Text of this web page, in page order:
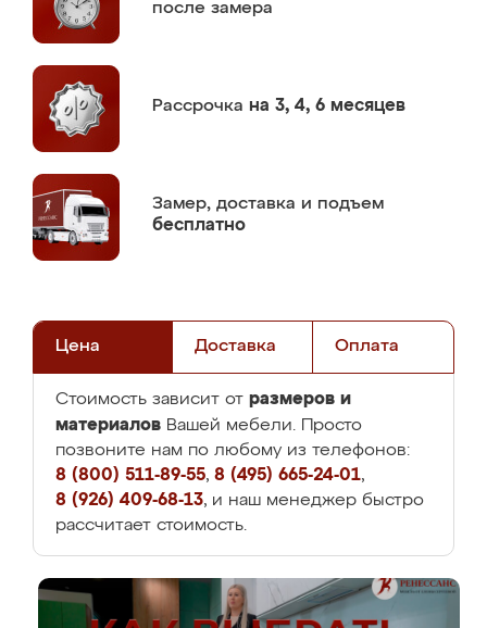
после замера
Рассрочка на 3, 4, 6 месяцев
Замер, доставка и подъем
бесплатно
Цена Доставка Оплата
Стоимость зависит от размеров и
материалов Вашей мебели. Просто
позвоните нам по любому из телефонов:
8 (800) 511-89-55, 8 (495) 665-24-01,
8 (926) 409-68-13, и наш менеджер быстро
рассчитает стоимость.